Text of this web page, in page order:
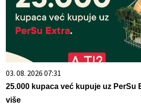
03. 08. 2026 07:31
25.000 kupaca već kupuje uz PerSu
više